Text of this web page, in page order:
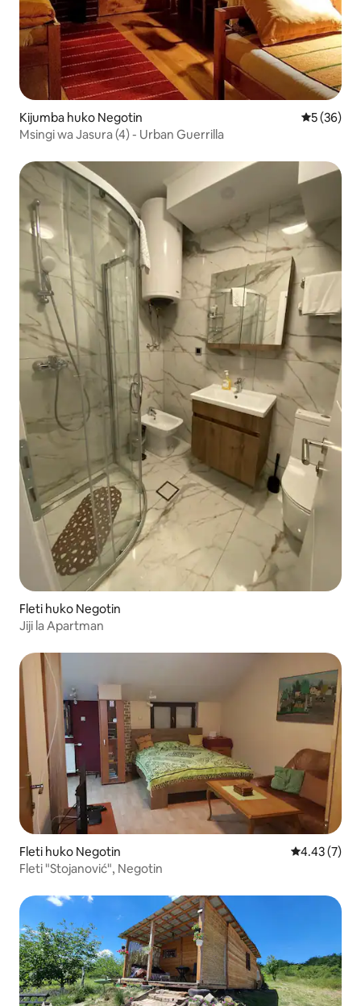
Kijumba huko Negotin Ukadiriaji
5 (36)
Msingi wa Jasura (4) - Urban Guerrilla
Fleti huko Negotin
Jiji la Apartman
Fleti huko Negotin Ukadiriaji
4.43 (7)
Fleti "Stojanović", Negotin